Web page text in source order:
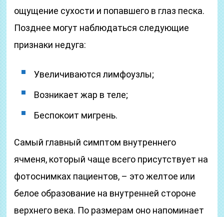
ощущение сухости и попавшего в глаз песка.
Позднее могут наблюдаться следующие
признаки недуга:
Увеличиваются лимфоузлы;
Возникает жар в теле;
Беспокоит мигрень.
Самый главный симптом внутреннего
ячменя, который чаще всего присутствует на
фотоснимках пациентов, – это желтое или
белое образование на внутренней стороне
верхнего века. По размерам оно напоминает